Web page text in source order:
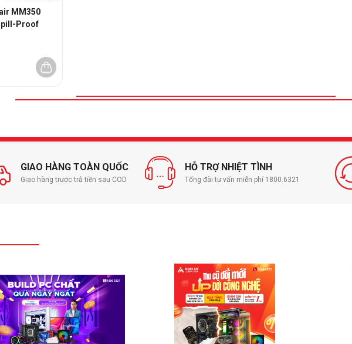
MM350
Proof
GIAO HÀNG TOÀN QUỐC
Giao hàng trước trả tiền sau COD
HỖ TRỢ NHIỆT TÌNH
Tổng đài tư vấn miễn phí 1800.6321